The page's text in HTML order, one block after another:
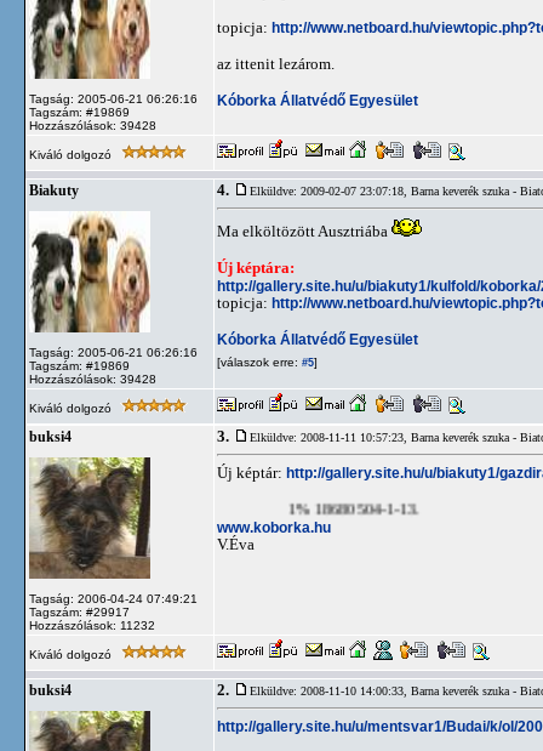
Tagság: 2005-06-21 06:26:16
Tagszám: #19869
Hozzászólások: 39428
topicja: http://www.netboard.hu/
az ittenit lezárom.
Kóborka Állatvédő Egyesület
Kiváló dolgozó
Biakuty
Tagság: 2005-06-21 06:26:16
Tagszám: #19869
Hozzászólások: 39428
4. Elküldve: 2009-02-07 23:07:18, Barna keverék szuka -
Ma elköltözött Ausztriába
Új képtára:
http://gallery.site.hu/u/biakuty1/kulfold/
topicja: http://www.netboard.hu/
Kóborka Állatvédő Egyesület
[válaszok erre: #5]
Kiváló dolgozó
buksi4
Tagság: 2006-04-24 07:49:21
Tagszám: #29917
Hozzászólások: 11232
3. Elküldve: 2008-11-11 10:57:23, Barna keverék szuka -
Új képtár: http://gallery.site.hu/u/biakuty1/
1% 18680504-1-13.
www.koborka.hu
V.Éva
Kiváló dolgozó
buksi4 2. Elküldve: 2008-11-10 14:00:33, Barna keverék szuka -
http://gallery.site.hu/u/mentsvar1/Budai/k/ol/